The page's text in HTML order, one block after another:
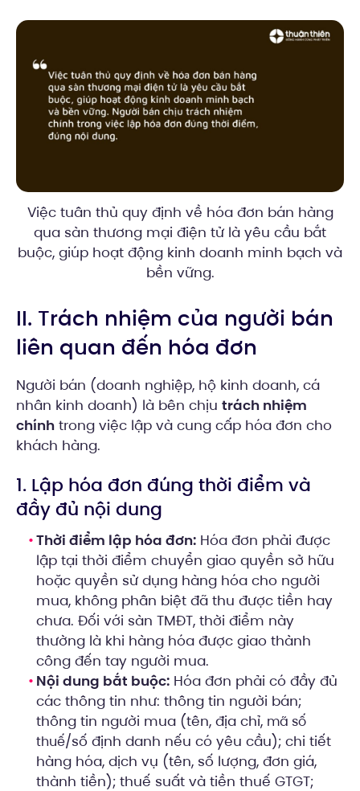
Việc tuân thủ quy định về hóa đơn bán hàng
qua sàn thương mại điện tử là yêu cầu bắt
buộc, giúp hoạt động kinh doanh minh bạch và
bền vững.
II. Trách nhiệm của người bán
liên quan đến hóa đơn
Người bán (doanh nghiệp, hộ kinh doanh, cá
nhân kinh doanh) là bên chịu trách nhiệm
chính trong việc lập và cung cấp hóa đơn cho
khách hàng.
1. Lập hóa đơn đúng thời điểm và
đầy đủ nội dung
Thời điểm lập hóa đơn: Hóa đơn phải được
lập tại thời điểm chuyển giao quyền sở hữu
hoặc quyền sử dụng hàng hóa cho người
mua, không phân biệt đã thu được tiền hay
chưa. Đối với sàn TMĐT, thời điểm này
thường là khi hàng hóa được giao thành
công đến tay người mua.
Nội dung bắt buộc: Hóa đơn phải có đầy đủ
các thông tin như: thông tin người bán;
thông tin người mua (tên, địa chỉ, mã số
thuế/số định danh nếu có yêu cầu); chi tiết
hàng hóa, dịch vụ (tên, số lượng, đơn giá,
thành tiền); thuế suất và tiền thuế GTGT;